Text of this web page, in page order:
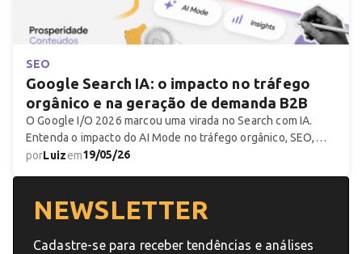
SEO
Google Search IA: o impacto no tráfego
orgânico e na geração de demanda B2B
O Google I/O 2026 marcou uma virada no Search com IA.
Entenda o impacto do AI Mode no tráfego orgânico, SEO,
GEO, AEO e geração de demanda B2B.
porLuizem19/05/26
NEWSLETTER
Cadastre-se para receber tendências e análises